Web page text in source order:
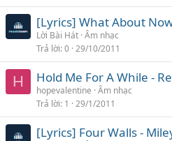
[Lyrics] What About
Lời Bài Hát Âm nhạc
Trả lời 0 29/10/2011
H Hold Me For A While -
hopevalentine Âm nhạc
Trả lời 1 29/1/2011
[Lyrics] Four Walls -